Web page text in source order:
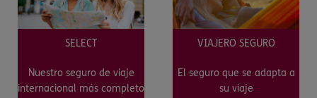
SELECT VIAJERO SEGURO
Nuestro seguro de viaje
internacional más completo
El seguro que se adapta a
su viaje